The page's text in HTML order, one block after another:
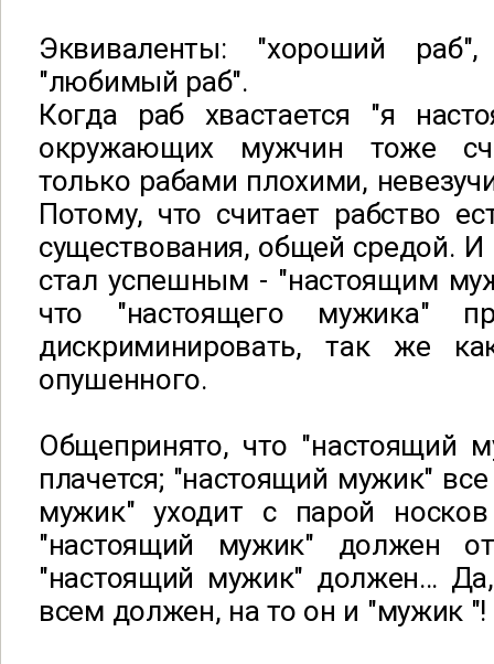
Эквиваленты: "хороший
"любимый раб".
Когда раб хвастается "я
окружающих мужчин тоже
только рабами плохими,
Потому, что считает рабство
существования, общей средой. И
стал успешным - "настоящим
что "настоящего мужика"
дискриминировать, так же
опушенного.
Общепринято, что "настоящий
плачется; "настоящий мужик"
мужик" уходит с парой
"настоящий мужик" должен
"настоящий мужик" должен…
всем должен, на то он и "мужик "!